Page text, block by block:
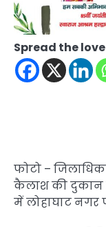
Spread the love
फोटो –
कैलाश की दुकान
में लोहाघाट नगर